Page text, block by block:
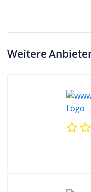
Weitere